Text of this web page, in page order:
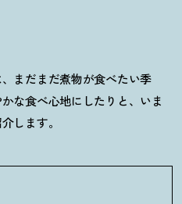
まだまだ煮物が食べたい季
な食べ心地にしたりと、いま
します。